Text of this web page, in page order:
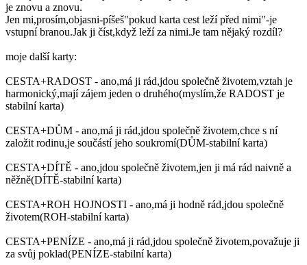
je znovu a znovu.
Jen mi,prosím,objasni-píšeš"pokud karta cest leží před nimi"-je
vstupní branou.Jak ji číst,když leží za nimi.Je tam nějaký rozdíl?
moje další karty:
CESTA+RADOST - ano,má ji rád,jdou společně životem,vztah je
harmonický,mají zájem jeden o druhého(myslím,že RADOST je
stabilní karta)
CESTA+DŮM - ano,má ji rád,jdou společně životem,chce s ní
založit rodinu,je součástí jeho soukromí(DŮM-stabilní karta)
CESTA+DÍTĚ - ano,jdou společně životem,jen ji má rád naivně a
něžně(DÍTĚ-stabilní karta)
CESTA+ROH HOJNOSTI - ano,má ji hodně rád,jdou společně
životem(ROH-stabilní karta)
CESTA+PENÍZE - ano,má ji rád,jdou společně životem,považuje ji
za svůj poklad(PENÍZE-stabilní karta)